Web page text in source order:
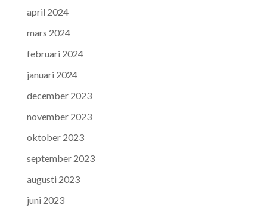
april 2024
mars 2024
februari 2024
januari 2024
december 2023
november 2023
oktober 2023
september 2023
augusti 2023
juni 2023